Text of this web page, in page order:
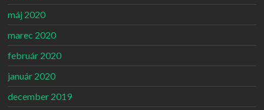
máj 2020
marec 2020
február 2020
január 2020
december 2019